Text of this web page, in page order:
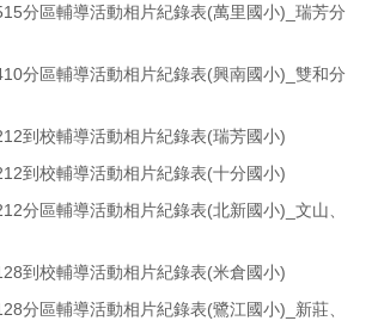
分區輔導活動相片紀錄表(萬里國小)_瑞芳分
分區輔導活動相片紀錄表(興南國小)_雙和分
到校輔導活動相片紀錄表(瑞芳國小)
到校輔導活動相片紀錄表(十分國小)
分區輔導活動相片紀錄表(北新國小)_文山、
到校輔導活動相片紀錄表(米倉國小)
分區輔導活動相片紀錄表(鷺江國小)_新莊、